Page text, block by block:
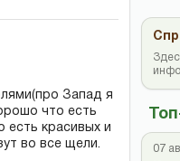
Запад я
что есть
есть красивых и
во все щели.
07